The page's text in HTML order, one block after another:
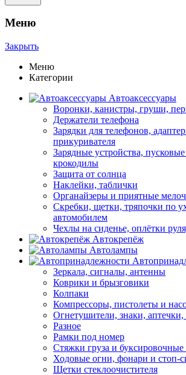
Меню
Закрыть
Меню
Категории
Автоаксессуары
Воронки, канистры, груши,
Держатели телефона
Зарядки для телефонов,
прикуривателя
Зарядные устройства,
крокодилы
Защита от солнца
Наклейки, таблички
Органайзеры и приятные
Скребки, щетки, тряпочки по
автомобилем
Чехлы на сиденье, оплётки
Автокрепёж
Автолампы
Зеркала, сигналы, антенны
Коврики и брызговики
Колпаки
Компрессоры, пистолеты и
Огнетушители, знаки,
Разное
Рамки под номер
Стяжки груза и буксировочные
Ходовые огни, фонари и стоп-
Щетки стеклоочистителя